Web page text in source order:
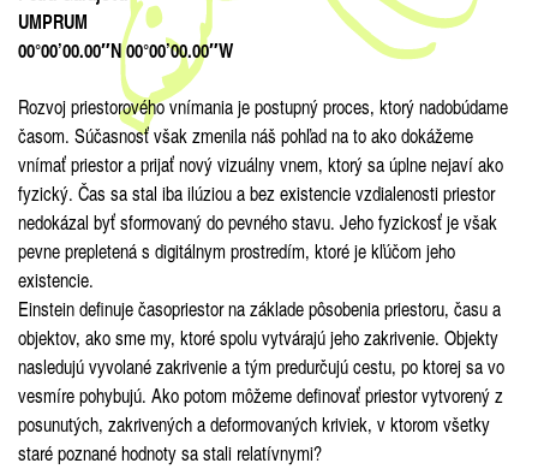
UMPRUM
00°00’00.00″N 00°00’00.00″W
Rozvoj priestorového vnímania je postupný proces, ktorý nadobúdame
časom. Súčasnosť však zmenila náš pohľad na to ako dokážeme
vnímať priestor a prijať nový vizuálny vnem, ktorý sa úplne nejaví ako
fyzický. Čas sa stal iba ilúziou a bez existencie vzdialenosti priestor
nedokázal byť sformovaný do pevného stavu. Jeho fyzickosť je však
pevne prepletená s digitálnym prostredím, ktoré je kľúčom jeho
existencie.
Einstein definuje časopriestor na základe pôsobenia priestoru, času a
objektov, ako sme my, ktoré spolu vytvárajú jeho zakrivenie. Objekty
nasledujú vyvolané zakrivenie a tým predurčujú cestu, po ktorej sa vo
vesmíre pohybujú. Ako potom môžeme definovať priestor vytvorený z
posunutých, zakrivených a deformovaných kriviek, v ktorom všetky
staré poznané hodnoty sa stali relatívnymi?